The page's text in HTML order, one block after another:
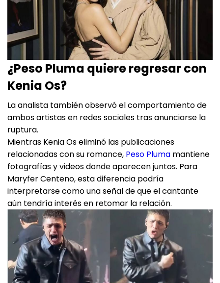
¿Peso Pluma quiere regresar con
Kenia Os?
La analista también observó el comportamiento de
ambos artistas en redes sociales tras anunciarse la
ruptura.
Mientras Kenia Os eliminó las publicaciones
relacionadas con su romance, Peso Pluma mantiene
fotografías y videos donde aparecen juntos. Para
Maryfer Centeno, esta diferencia podría
interpretarse como una señal de que el cantante
aún tendría interés en retomar la relación.